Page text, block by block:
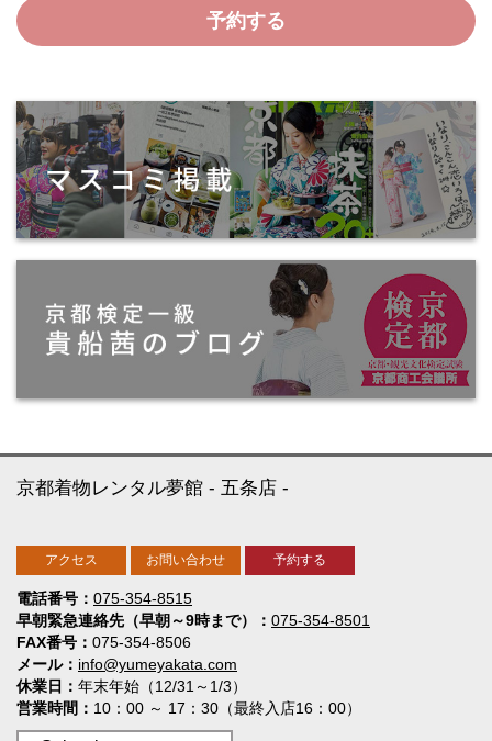
予約する
電話番号
075-354-8515
早朝緊急連絡先（早朝～9時まで）
075-354-8501
FAX番号
075-354-8506
メール
info@yumeyakata.com
休業日
年末年始（12/31～1/3）
営業時間
10：00 ～ 17：30（最終入店16：00）
京都着物レンタル夢館 五条店
アクセス お問い合わせ 予約する